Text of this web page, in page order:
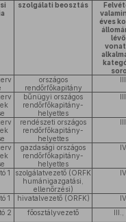
szolgálati beosztás
éves
országos
rendőrfőkapitány
III.
bűnügyi országos
rendőrfőkapitány-
helyettes
III.
rendészeti országos
rendőrfőkapitány-
helyettes
III.
gazdasági országos
rendőrfőkapitány-
helyettes
IV.
1
szolgálatvezető (ORFK
humánigazgatási,
ellenőrzési)
IV.
1 hivatalvezető (ORFK) IV.
2 főosztályvezető III.,